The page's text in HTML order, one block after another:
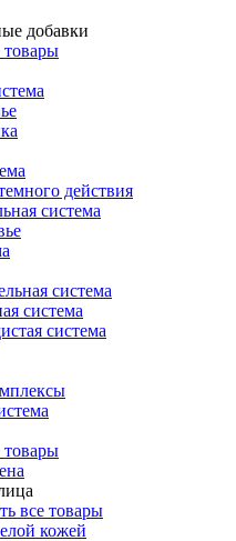
добавки
товары
действия
система
система
система
система
товары
все товары
кожей